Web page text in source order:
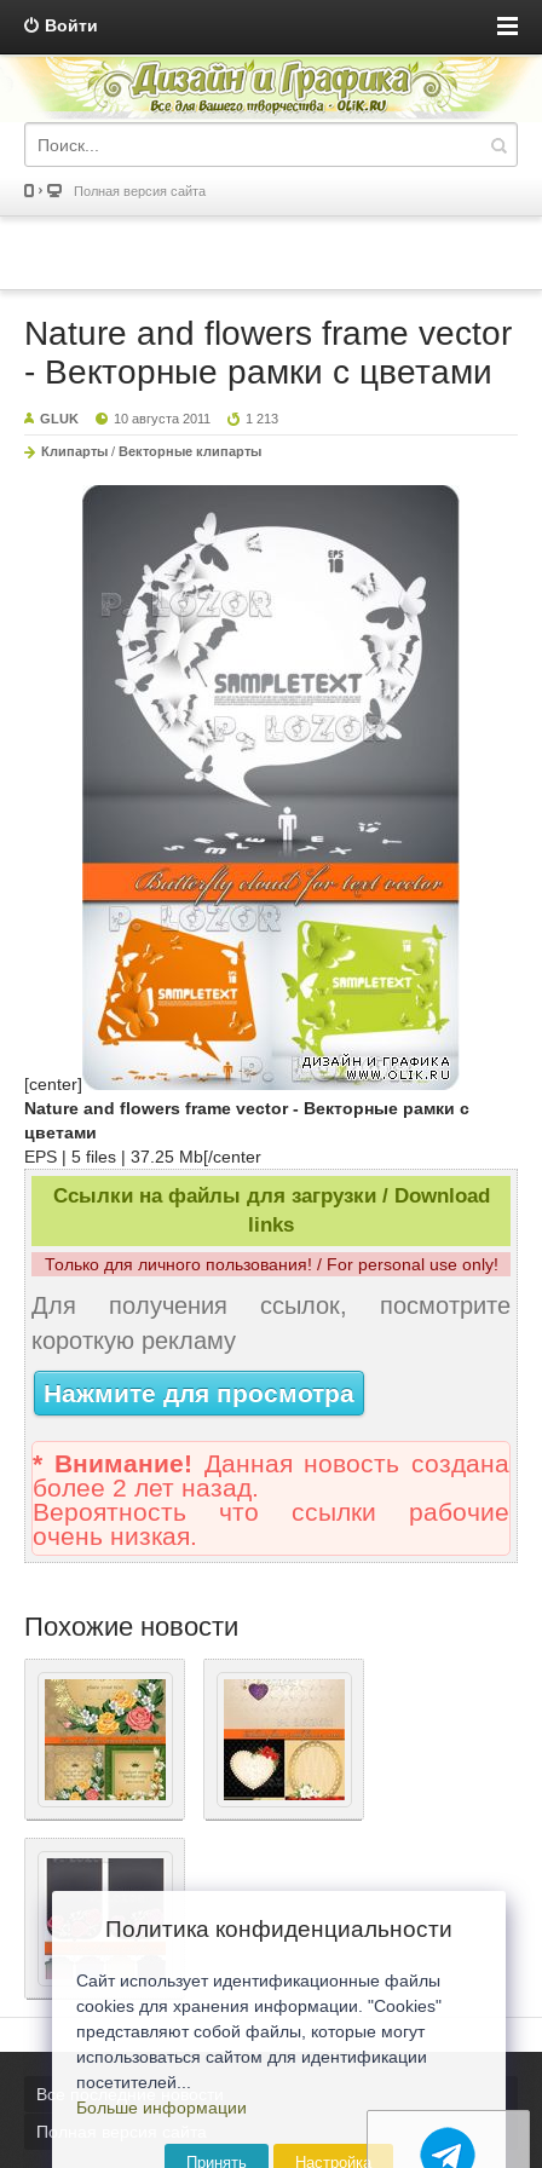
Войти
Полная версия сайта
Nature and flowers frame vector
- Векторные рамки с цветами
GLUK 10 августа 2011 1 213
Клипарты / Векторные клипарты
[center]
Nature and flowers frame vector - Векторные рамки с
цветами
EPS | 5 files | 37.25 Mb[/center
Ссылки на файлы для загрузки / Download
links
Только для личного пользования! / For personal use only!
Для получения ссылок, посмотрите
короткую рекламу
Нажмите для просмотра
* Внимание! Данная новость создана
более 2 лет назад.
Вероятность что ссылки рабочие
очень низкая.
Похожие новости
Все последние новости
Полная версия сайта
Политика конфиденциальности
Сайт использует идентификационные файлы
cookies для хранения информации. "Cookies"
представляют собой файлы, которые могут
использоваться сайтом для идентификации
посетителей...
Больше информации
Принять Настройка